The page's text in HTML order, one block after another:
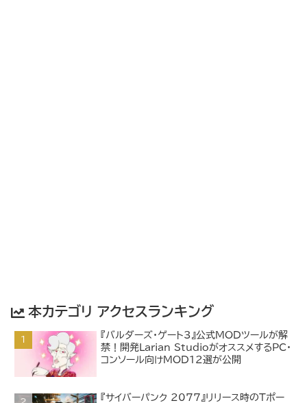
本カテゴリ アクセスランキング
『バルダーズ・ゲート3』公式MODツールが解
禁！開発Larian StudioがオススメするPC・
コンソール向けMOD12選が公開
『サイバーパンク 2077』リリース時のTポー